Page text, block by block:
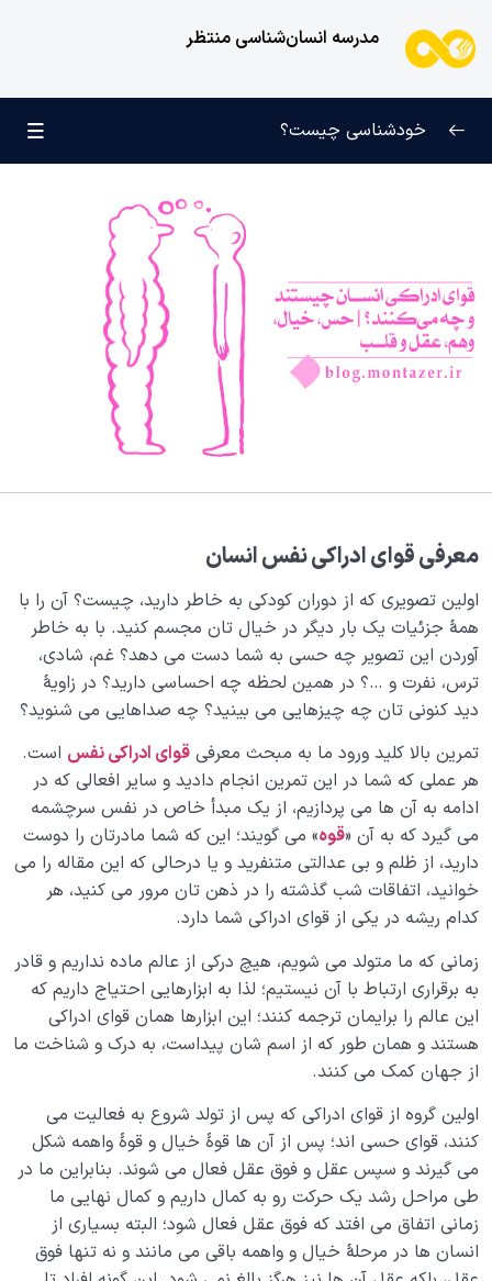
مدرسه انسان‌شناسی منتظر
کودک عزیز روان
انسان و میل بی‌نهایت
انسان چه چیزی نیست؟
کمال یا ویژگی ذاتی چیست و کسب کمال به چه معناست؟
ویژگی ذاتی موجودات چگونه آنان را به 5 دستۀ کلی تقسیم
قانون زوجیت چیست و ملاک‌های مهم در زوجیت بین دو
موجود کدامند؟
حقیقت وجود انسان چیست؟ انسان کیست؟
معرفی ابعاد وجود انسان؛ آیا انسان به‌ جز جسم بُعد دیگری
هم دارد؟
بعد جمادی چیست؟ | منشأ علاقۀ انسان به تجمّلات و
مادیات
بعد گیاهی انسان چیست | جایگاه انسان در بعد گیاهی
من حیوانی چیست؟ | ما در کدام خصلت‌ها با حیوانات
مشترکیم؟
منظور از «من حقیقی» در وجود انسان چیست؟ | معرفی
بالاتر از عقل یا فوق عقل
حقیقت انسان در چیست؟ چرا انسان‌ها برداشت‌های غلطی
از خود دارند؟
تعریف انسان چیست؟ آیا بازتعریف انسان و مفهوم آدمیت
ضروری است؟
انسان بی نهایت طلب است یا موجودی سیری ناپذیر؟
بررسی نقش و جایگاه انواع کمال در مراتب وجود انسان
خودشناسی چیست؟
معرفی قوای ادراکی نفس انسان
اولین تصویری که از دوران کودکی به خاطر دارید، چیست؟ آن را با
همۀ جزئیات یک بار دیگر در خیال تان مجسم کنید. با به خاطر
آوردن این تصویر چه حسی به شما دست می دهد؟ غم، شادی،
ترس، نفرت و …؟ در همین لحظه چه احساسی دارید؟ در زاویۀ
دید کنونی تان چه چیزهایی می بینید؟ چه صداهایی می شنوید؟
تمرین بالا کلید ورود ما به مبحث معرفی قوای ادراکی نفس است.
هر عملی که شما در این تمرین انجام دادید و سایر افعالی که در
ادامه به آن ها می پردازیم، از یک مبدأ خاص در نفس سرچشمه
می گیرد که به آن «قوه» می گویند؛ این که شما مادرتان را دوست
دارید، از ظلم و بی عدالتی متنفرید و یا درحالی که این مقاله را می
خوانید، اتفاقات شب گذشته را در ذهن تان مرور می کنید، هر
کدام ریشه در یکی از قوای ادراکی شما دارد.
زمانی که ما متولد می شویم، هیچ درکی از عالم ماده نداریم و قادر
به برقراری ارتباط با آن نیستیم؛ لذا به ابزارهایی احتیاج داریم که
این عالم را برایمان ترجمه کنند؛ این ابزارها همان قوای ادراکی
هستند و همان طور که از اسم شان پیداست، به درک و شناخت ما
از جهان کمک می کنند.
اولین گروه از قوای ادراکی که پس از تولد شروع به فعالیت می
کنند، قوای حسی اند؛ پس از آن ها قوۀ خیال و قوۀ واهمه شکل
می گیرند و سپس عقل و فوق عقل فعال می شوند. بنابراین ما در
طی مراحل رشد یک حرکت رو به کمال داریم و کمال نهایی ما
زمانی اتفاق می افتد که فوق عقل فعال شود؛ البته بسیاری از
انسان ها در مرحلۀ خیال و واهمه باقی می مانند و نه تنها فوق